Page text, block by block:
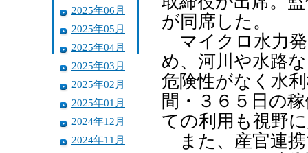
2025年06月
2025年05月
2025年04月
2025年03月
2025年02月
2025年01月
2024年12月
2024年11月
が同席した。
マイクロ水力発
め、河川や水路
危険性がなく水
間・３６５日の
ての利用も視野
また、産官連